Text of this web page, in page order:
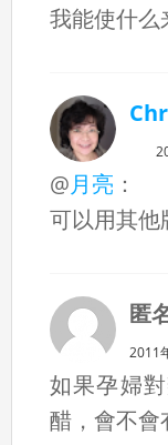
我能使什么
@月亮 ：
可以用其他
匿
2011
如果孕婦
醋，會不會